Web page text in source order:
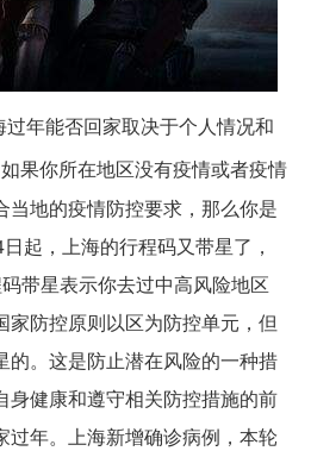
年能否回家取决于个人情况和
果你所在地区没有疫情或者疫情
当地的疫情防控要求，那么你是
起，上海的行程码又带星了，
带星表示你去过中高风险地区
家防控原则以区为防控单元，但
的。这是防止潜在风险的一种措
身健康和遵守相关防控措施的前
过年。上海新增确诊病例，本轮